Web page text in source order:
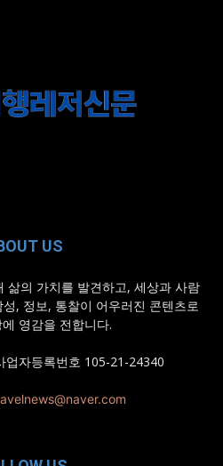
US
삶의 가치를 발견하고, 세상과 사람
, 정보, 통찰이 어우러진 콘텐츠로
영감을 전합니다.
업자등록번호 105-21-24340